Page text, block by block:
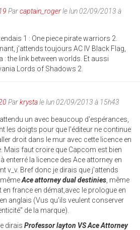
Parcaptain_rogerle lun 02/09/2013 à
1 : One piece pirate warriors 2.
j'attends toujours AC IV Black Flag,
: the link between worlds. Et aussi
Lords of Shadows 2.
Parkrystale lun 02/09/2013 à 15h43
un avec beaucoup d'espérances,
les doigts pour que l'éditeur ne continue
droit dans le mur avec cette licence en
Mais faut croire que Capcom est bien
enterré la licence des Ace attorney en
v_v. Bref donc je dirais que j'attends
Ace attorney dual destinies , même
en france en démat,avec le prologue en
en anglais (Vus qu'ils veulent conserver
de la marque).
dirais Professor layton VS Ace Attorney